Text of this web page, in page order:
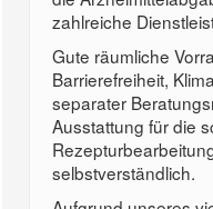
zahlreiche
Gute räumliche
Barrierefreiheit,
separater
Ausstattung für die
selbstverständlich.